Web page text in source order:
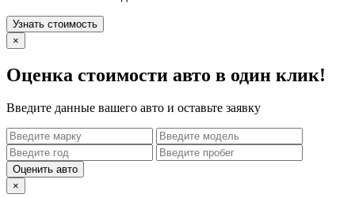
Узнать стоимость
×
Оценка стоимости авто в один клик!
Введите данные вашего авто и оставьте заявку
Оценить авто
×